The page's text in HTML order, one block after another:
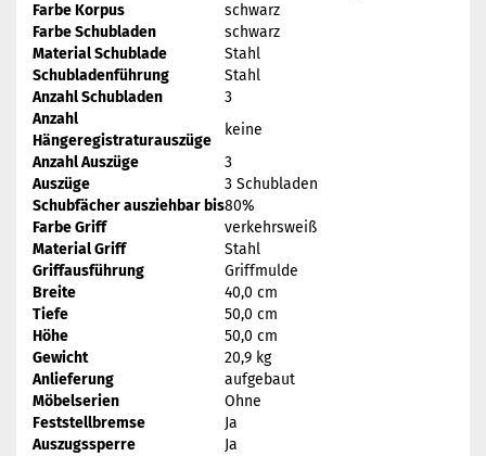
Farbe Korpus
schwarz
Farbe Schubladen
schwarz
Material Schublade
Stahl
Schubladenführung
Stahl
Anzahl Schubladen
3
Anzahl
Hängeregistraturauszüge
keine
Anzahl Auszüge
3
Auszüge
3 Schubladen
Schubfächer ausziehbar bis80%
Farbe Griff
verkehrsweiß
Material Griff
Stahl
Griffausführung
Griffmulde
Breite
40,0 cm
Tiefe
50,0 cm
Höhe
50,0 cm
Gewicht
20,9 kg
Anlieferung
aufgebaut
Möbelserien
Ohne
Feststellbremse
Ja
Auszugssperre
Ja